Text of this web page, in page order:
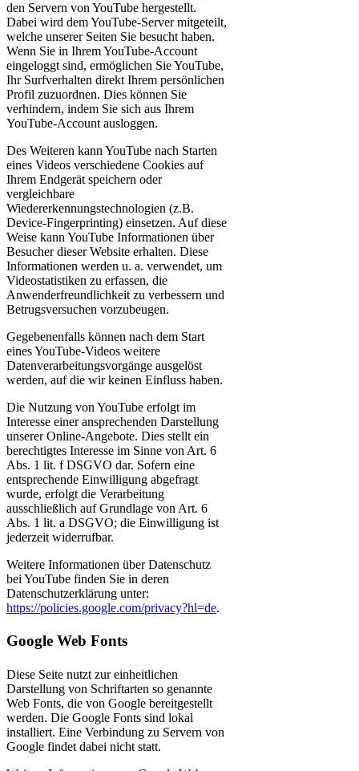
den Servern von YouTube hergestellt.
Dabei wird dem YouTube-Server mitgeteilt,
welche unserer Seiten Sie besucht haben.
Wenn Sie in Ihrem YouTube-Account
eingeloggt sind, ermöglichen Sie YouTube,
Ihr Surfverhalten direkt Ihrem persönlichen
Profil zuzuordnen. Dies können Sie
verhindern, indem Sie sich aus Ihrem
YouTube-Account ausloggen.
Des Weiteren kann YouTube nach Starten
eines Videos verschiedene Cookies auf
Ihrem Endgerät speichern oder
vergleichbare
Wiedererkennungstechnologien (z.B.
Device-Fingerprinting) einsetzen. Auf diese
Weise kann YouTube Informationen über
Besucher dieser Website erhalten. Diese
Informationen werden u. a. verwendet, um
Videostatistiken zu erfassen, die
Anwenderfreundlichkeit zu verbessern und
Betrugsversuchen vorzubeugen.
Gegebenenfalls können nach dem Start
eines YouTube-Videos weitere
Datenverarbeitungsvorgänge ausgelöst
werden, auf die wir keinen Einfluss haben.
Die Nutzung von YouTube erfolgt im
Interesse einer ansprechenden Darstellung
unserer Online-Angebote. Dies stellt ein
berechtigtes Interesse im Sinne von Art. 6
Abs. 1 lit. f DSGVO dar. Sofern eine
entsprechende Einwilligung abgefragt
wurde, erfolgt die Verarbeitung
ausschließlich auf Grundlage von Art. 6
Abs. 1 lit. a DSGVO; die Einwilligung ist
jederzeit widerrufbar.
Weitere Informationen über Datenschutz
bei YouTube finden Sie in deren
Datenschutzerklärung unter:
https://policies.google.com/privacy?hl=de.
Google Web Fonts
Diese Seite nutzt zur einheitlichen
Darstellung von Schriftarten so genannte
Web Fonts, die von Google bereitgestellt
werden. Die Google Fonts sind lokal
installiert. Eine Verbindung zu Servern von
Google findet dabei nicht statt.